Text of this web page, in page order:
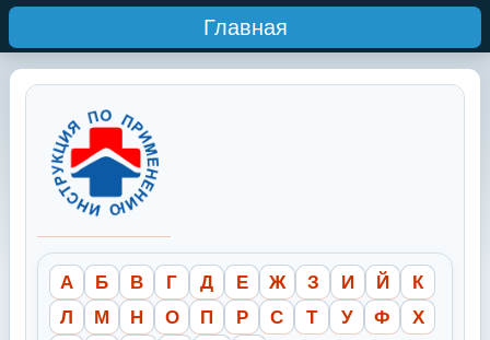
Главная
А Б В Г Д Е Ж З И Й
К
Л
М Н О П Р С Т У Ф
Х